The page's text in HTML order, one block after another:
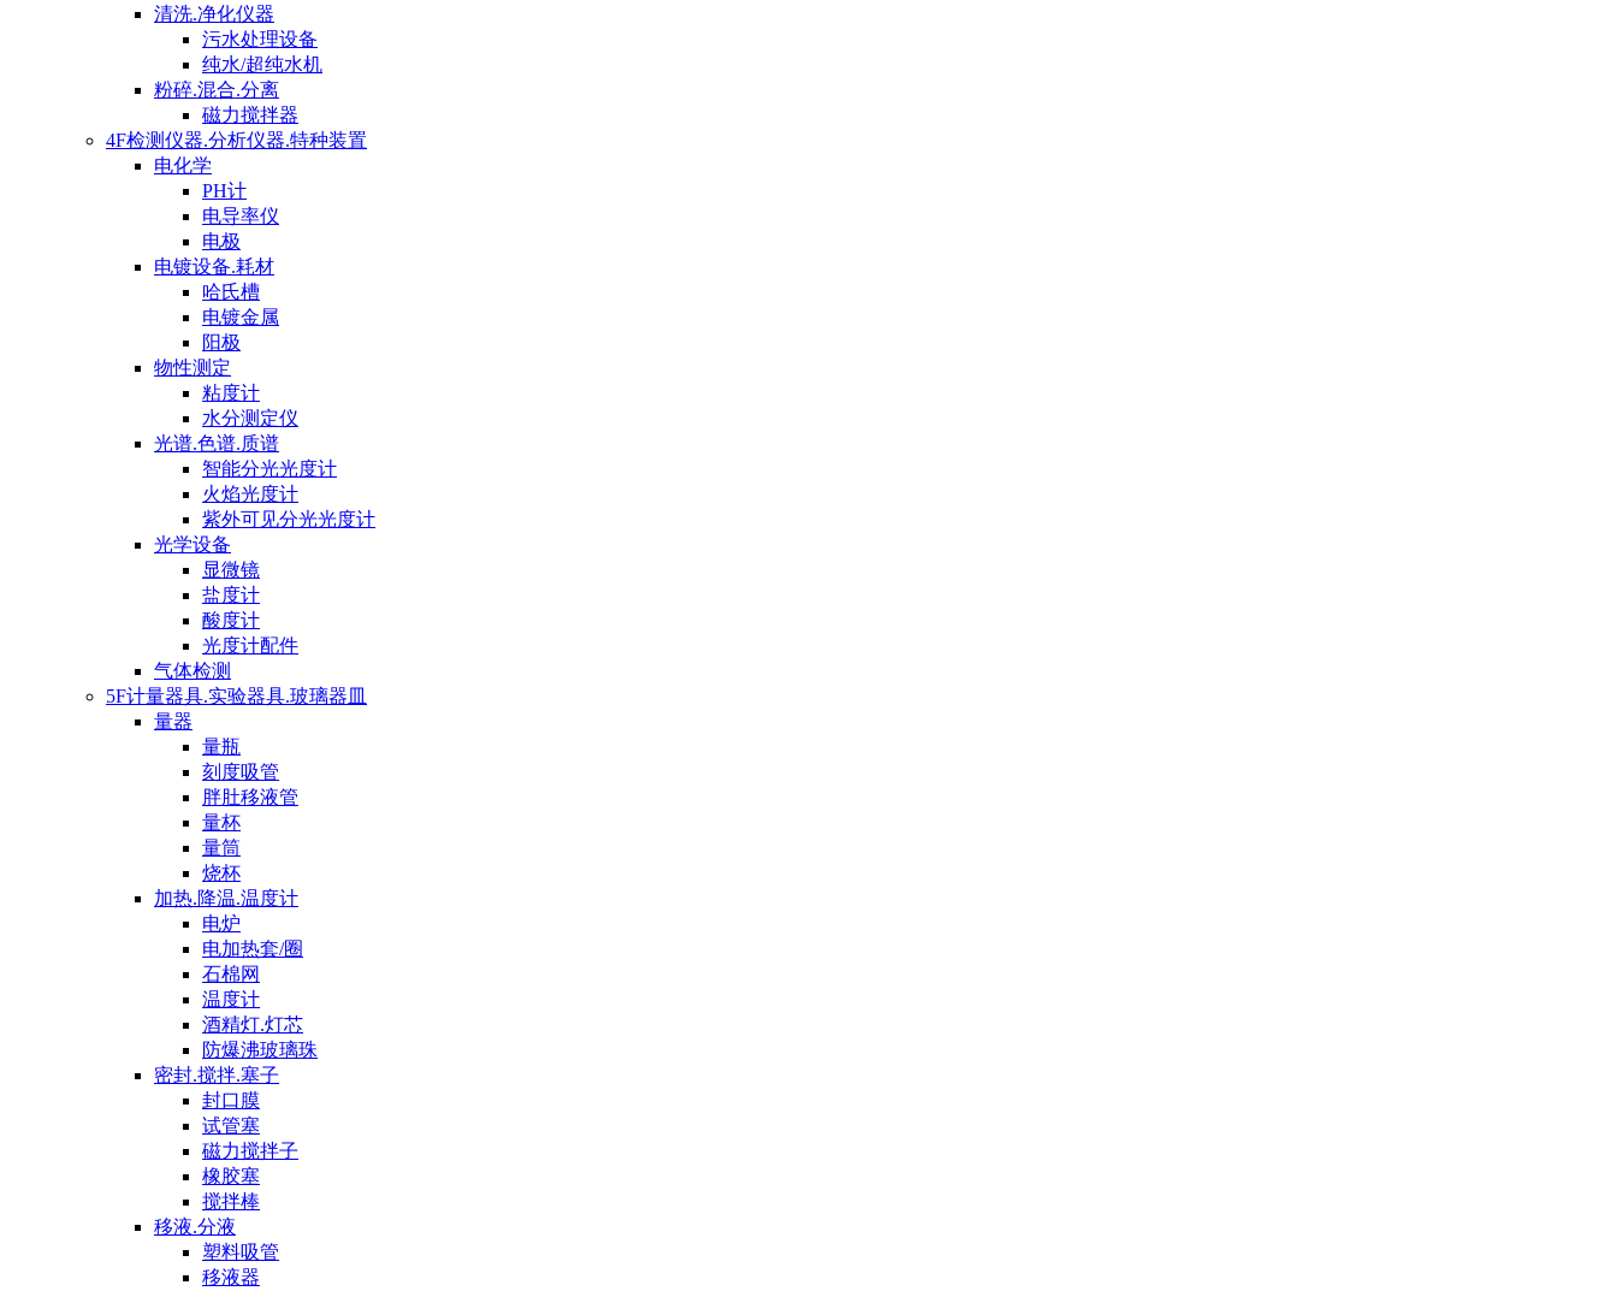
清洗.净化仪器
污水处理设备
纯水/超纯水机
粉碎.混合.分离
磁力搅拌器
4F检测仪器.分析仪器.特种装置
电化学
PH计
电导率仪
电极
电镀设备.耗材
哈氏槽
电镀金属
阳极
物性测定
粘度计
水分测定仪
光谱.色谱.质谱
智能分光光度计
火焰光度计
紫外可见分光光度计
光学设备
显微镜
盐度计
酸度计
光度计配件
气体检测
5F计量器具.实验器具.玻璃器皿
量器
量瓶
刻度吸管
胖肚移液管
量杯
量筒
烧杯
加热.降温.温度计
电炉
电加热套/圈
石棉网
温度计
酒精灯.灯芯
防爆沸玻璃珠
密封.搅拌.塞子
封口膜
试管塞
磁力搅拌子
橡胶塞
搅拌棒
移液.分液
塑料吸管
移液器